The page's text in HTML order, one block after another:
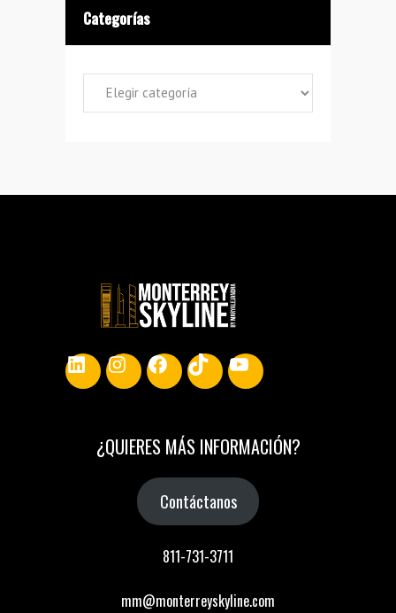
Categorías
Categorías
LinkedInInstagram
Facebook
TikTokYouTube
¿QUIERES MÁS INFORMACIÓN?
Contáctanos
811-731-3711
mm@monterreyskyline.com